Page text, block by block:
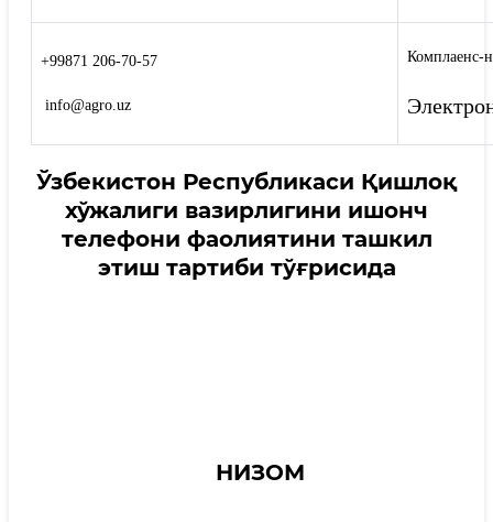
+99871 206-70-57
info@agro.uz
Комплаенс-
Ўзбекистон Республикаси Қишлоқ
хўжалиги вазирлигини ишонч
телефони фаолиятини ташкил
этиш тартиби тўғрисида
НИЗОМ